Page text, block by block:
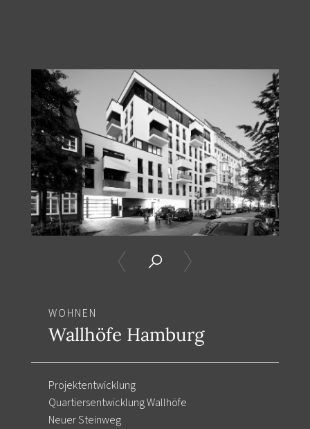
WOHNEN
Wallhöfe Hamburg
Projektentwicklung
Quartiersentwicklung Wallhöfe
Neuer Steinweg